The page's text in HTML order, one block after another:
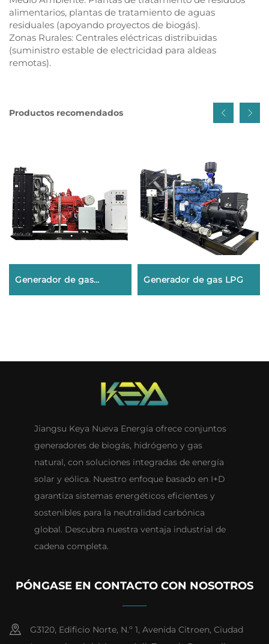
alimentarios, plantas de tratamiento de aguas
residuales (apoyando proyectos de biogás).
Zonas Rurales: Centrales eléctricas distribuidas
(suministro estable de electricidad para aldeas
remotas).
Productos recomendados
Generador de gas
natural
Generador de gas LPG
Jiangsu Keya Nueva Energía ofrece conjuntos
generadores de biogás, hidrógeno y gas
natural, con soluciones integradas de energía
solar y eólica. Nuestro enfoque basado en I+D
garantiza sistemas energéticos eficientes y
sostenibles para la neutralidad carbónica
global. Descubra nuestra ventaja industrial de
cadena completa.
PÓNGASE EN CONTACTO CON NOSOTROS
G3120, Edificio Norte, N.º 1, Avenida Citroen, Ciudad